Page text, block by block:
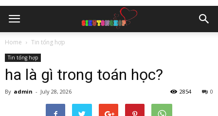
Home Tin tổng hợp
Tin tổng hợp
ha là gì trong toán học?
By admin - July 28, 2026 0
2854